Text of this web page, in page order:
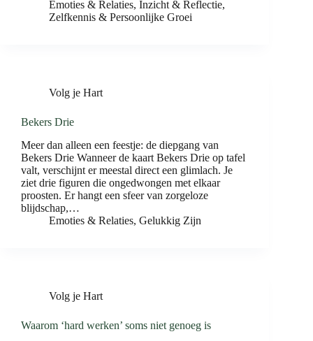
Emoties & Relaties, Inzicht & Reflectie,
Zelfkennis & Persoonlijke Groei
Volg je Hart
Bekers Drie
Meer dan alleen een feestje: de diepgang van
Bekers Drie Wanneer de kaart Bekers Drie op tafel
valt, verschijnt er meestal direct een glimlach. Je
ziet drie figuren die ongedwongen met elkaar
proosten. Er hangt een sfeer van zorgeloze
blijdschap,…
Emoties & Relaties, Gelukkig Zijn
Volg je Hart
Waarom ‘hard werken’ soms niet genoeg is